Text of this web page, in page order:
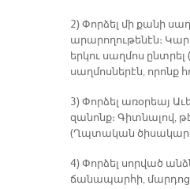
2) Փորձել մի քանի
արարողութենէն։
երկու սաղմոս
սաղմոսներէն, որոնք
3) Փորձել առօրեայ
զանոնք։ Գիտնալով,
(Ղպտական
4) Փորձել սորված
ճանապարհի, մարդոց